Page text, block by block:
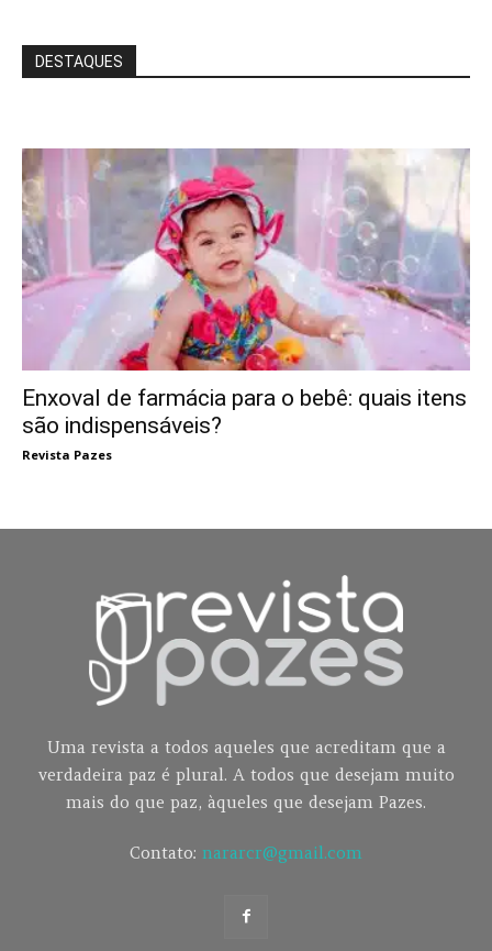
DESTAQUES
Enxoval de farmácia para o bebê: quais itens
são indispensáveis?
Revista Pazes
Uma revista a todos aqueles que acreditam que a
verdadeira paz é plural. A todos que desejam muito
mais do que paz, àqueles que desejam Pazes.
Contato: nararcr@gmail.com